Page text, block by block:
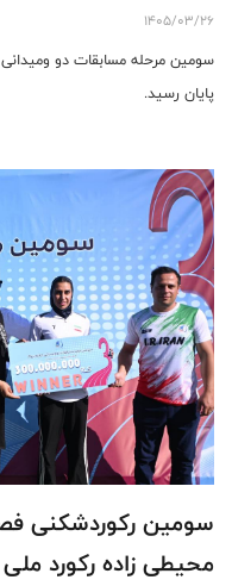
1405/03/26
سومین مرحله مسابقات دو ومیدانی
پایان رسید.
سومین رکوردشکنی
محیطی زاده رکورد